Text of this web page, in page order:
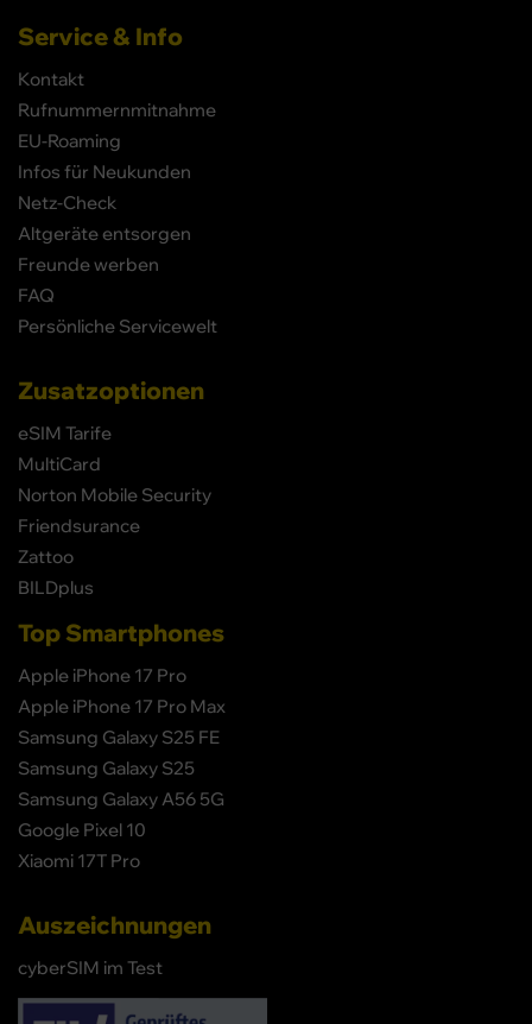
Service & Info
Kontakt
Rufnummernmitnahme
EU-Roaming
Infos für Neukunden
Netz-Check
Altgeräte entsorgen
Freunde werben
FAQ
Persönliche Servicewelt
Zusatzoptionen
eSIM Tarife
MultiCard
Norton Mobile Security
Friendsurance
Zattoo
BILDplus
Top Smartphones
Apple iPhone 17 Pro
Apple iPhone 17 Pro Max
Samsung Galaxy S25 FE
Samsung Galaxy S25
Samsung Galaxy A56 5G
Google Pixel 10
Xiaomi 17T Pro
Auszeichnungen
cyberSIM im Test